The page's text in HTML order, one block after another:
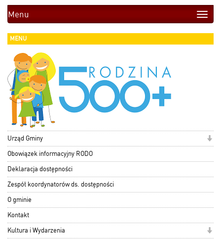
Toggle
Menu
MENU
Urząd Gminy
Obowiązek informacyjny RODO
Deklaracja dostępności
Zespół koordynatorów ds. dostępności
O gminie
Kontakt
Kultura i Wydarzenia